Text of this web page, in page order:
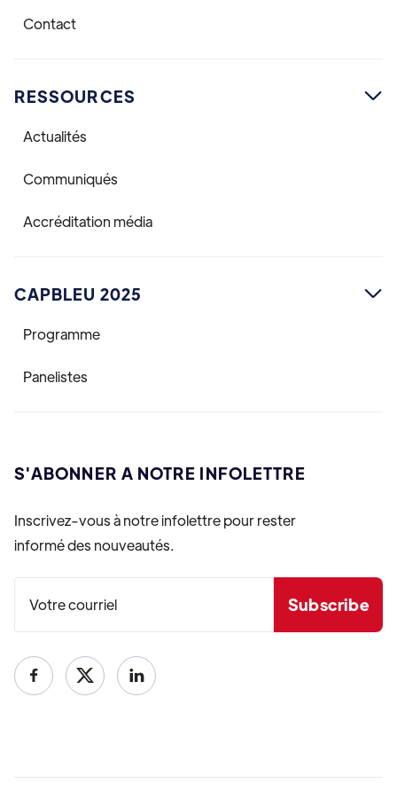
Contact
RESSOURCES 
Actualités
Communiqués
Accréditation média
CAPBLEU 2025 
Programme
Panelistes
S'ABONNER A NOTRE INFOLETTRE
Inscrivez-vous à notre infolettre pour rester
informé des nouveautés.
 